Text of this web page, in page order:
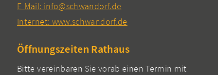
E-Mail: info@schwandorf.de
Internet: www.schwandorf.de
Öffnungszeiten Rathaus
Bitte vereinbaren Sie vorab einen Termin mit